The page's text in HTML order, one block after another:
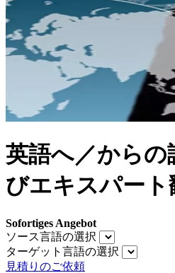
英語へ／からの
びエキスパート
Sofortiges Angebot
ソース言語の選択
ターゲット言語の選択
見積りのご依頼